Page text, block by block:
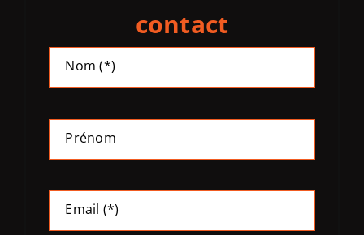
contact
Nom (*)
Prénom
Email (*)